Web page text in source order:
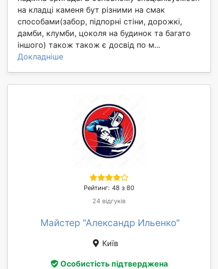
на кладці каменя бут різними на смак
способами(забор, підпорні стіни, дорожкі,
дамби, клумби, цоколя на будинок та багато
іншого) також також є досвід по м...
Докладніше
Рейтинг: 48 з 80
24 відгуків
Майстер "Александр Ильенко"
Київ
Особистість підтверджена